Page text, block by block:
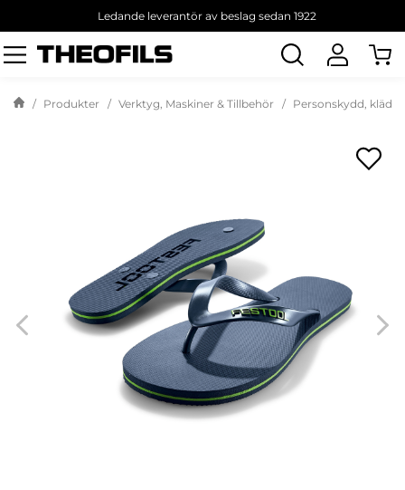
Ledande leverantör av beslag sedan 1922
Sök
produkt
Produkter Verktyg, Maskiner & Tillbehör Personskydd,